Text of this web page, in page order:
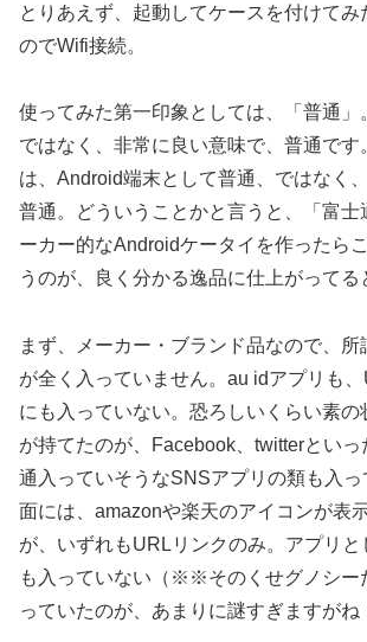
とりあえず、起動してケースを付けてみ
のでWifi接続。
使ってみた第一印象としては、「普通」
ではなく、非常に良い意味で、普通です
は、Android端末として普通、ではなく
普通。どういうことかと言うと、「富士
ーカー的なAndroidケータイを作ったら
うのが、良く分かる逸品に仕上がってる
まず、メーカー・ブランド品なので、所
が全く入っていません。au idアプリも
にも入っていない。恐ろしいくらい素の
が持てたのが、Facebook、twitterとい
通入っていそうなSNSアプリの類も入
面には、amazonや楽天のアイコンが表
が、いずれもURLリンクのみ。アプリ
も入っていない（※※そのくせグノシー
っていたのが、あまりに謎すぎますがね